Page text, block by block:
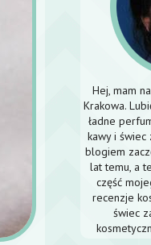
Hej, mam
Krakowa.
ładne
kawy i świec
blogiem
lat temu, a
część
recenzje
świec